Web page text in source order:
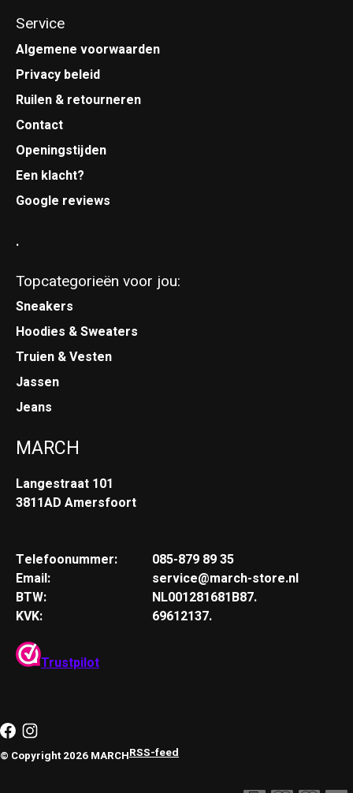
Service
Algemene voorwaarden
Privacy beleid
Ruilen & retourneren
Contact
Openingstijden
Een klacht?
Google reviews
.
Topcategorieën voor jou:
Sneakers
Hoodies & Sweaters
Truien & Vesten
Jassen
Jeans
MARCH
Langestraat 101
3811AD Amersfoort
Telefoonummer:
Email:
BTW:
KVK:
085-879 89 35
service@march-store.nl
NL001281681B87.
69612137.
Trustpilot
© Copyright 2026 MARCHRSS-feed